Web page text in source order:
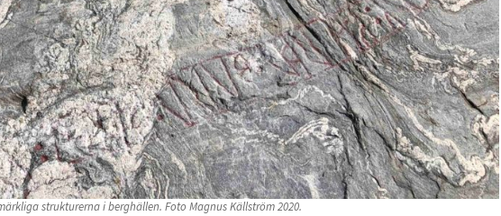
strukturerna i berghällen. Foto Magnus Källström 2020.